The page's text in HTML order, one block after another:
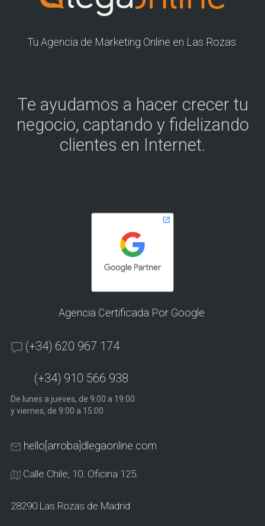
Tu Agencia de Marketing Online en Las Rozas
Te ayudamos a hacer crecer tu
negocio, captando y fidelizando
clientes en Internet.
Agencia Certificada Por Google
(+34) 620 967 174
(+34) 910 566 938
De lunes a jueves, de 9:00 a 19:00
y viernes, de 9:00 a 15:00
hello[arroba]dlegaonline.com
Calle Chile, 10. Oficina 125.
28290 Las Rozas de Madrid